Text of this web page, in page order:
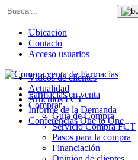
Ubicación
Contacto
Acceso usuarios
Farmacias en venta
Comprar
Guía de Compra
Servicio Compra FCT
Pasos para la compra
Financiación
Vídeos de clientes
Actualidad
Artículos FCT
Informe de la Demanda
Conferencias One to One